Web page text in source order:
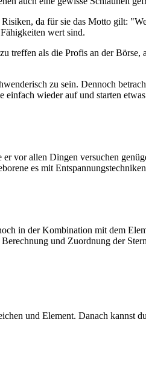
da für sie das Motto gilt:
wert sind.
als die Profis an der Börse,
zu sein. Dennoch
wieder auf und starten
allen Dingen versuchen
es mit
in der Kombination mit dem
und Zuordnung der
und Element. Danach kannst